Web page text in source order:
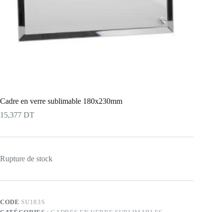
Cadre en verre sublimable 180x230mm
15,377 DT
Rupture de stock
CODE SU183S